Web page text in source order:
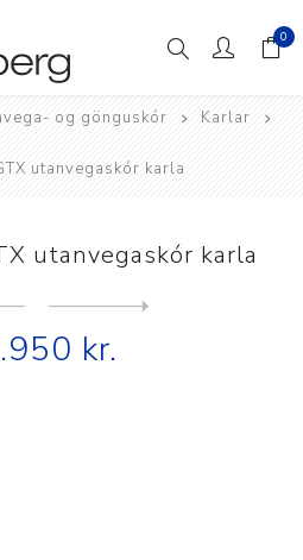
0
og gönguskór Karlar
utanvegaskór karla
utanvegaskór karla
kr.